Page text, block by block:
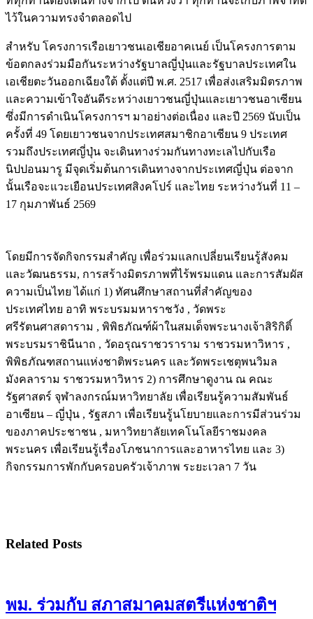
ไว้ในความทรงจำตลอดไป
สำหรับ โครงการเรือเยาวชนเอเชียอาคเนย์ เป็นโครงการตาม
ข้อตกลงร่วมมือกันระหว่างรัฐบาลญี่ปุ่นและรัฐบาลประเทศใน
เอเชียตะวันออกเฉียงใต้ ตั้งแต่ปี พ.ศ. 2517 เพื่อส่งเสริมมิตรภาพ
และความเข้าใจอันดีระหว่างเยาวชนญี่ปุ่นและเยาวชนอาเซียน
ซึ่งมีการดำเนินโครงการฯ มาอย่างต่อเนื่อง และปี 2569 นับเป็น
ครั้งที่ 49 โดยเยาวชนจากประเทศสมาชิกอาเซียน 9 ประเทศ
รวมถึงประเทศญี่ปุ่น จะเดินทางร่วมกันทางทะเลไปกับเรือ
นิปปอนมารู มีจุดเริ่มต้นการเดินทางจากประเทศญี่ปุ่น ต่อจาก
นั้นเรือจะแวะเยือนประเทศสิงคโปร์ และไทย ระหว่างวันที่ 11 –
17 กุมภาพันธ์ 2569
โดยมีการจัดกิจกรรมสำคัญ เพื่อร่วมแลกเปลี่ยนเรียนรู้สังคม
และวัฒนธรรม, การสร้างมิตรภาพที่ไร้พรมแดน และการสัมผัส
ความเป็นไทย ได้แก่ 1) ทัศนศึกษาสถานที่สำคัญของ
ประเทศไทย อาทิ พระบรมมหาราชวัง , วัดพระ
ศรีรัตนศาสดาราม , พิพิธภัณฑ์ผ้าในสมเด็จพระนางเจ้าสิริกิติ์
พระบรมราชินีนาถ , วัดอรุณราชวราราม ราชวรมหาวิหาร ,
พิพิธภัณฑสถานแห่งชาติพระนคร และวัดพระเชตุพนวิมล
มังคลาราม ราชวรมหาวิหาร 2) การศึกษาดูงาน ณ คณะ
รัฐศาสตร์ จุฬาลงกรณ์มหาวิทยาลัย เพื่อเรียนรู้ความสัมพันธ์
อาเซียน – ญี่ปุ่น , รัฐสภา เพื่อเรียนรู้นโยบายและการมีส่วนร่วม
ของภาคประชาชน , มหาวิทยาลัยเทคโนโลยีราชมงคล
พระนคร เพื่อเรียนรู้เรื่องโภชนาการและอาหารไทย และ 3)
กิจกรรมการพักกับครอบครัวเจ้าภาพ ระยะเวลา 7 วัน
Related Posts
พม. ร่วมกับ สภาสมาคมสตรีแห่งชาติฯ